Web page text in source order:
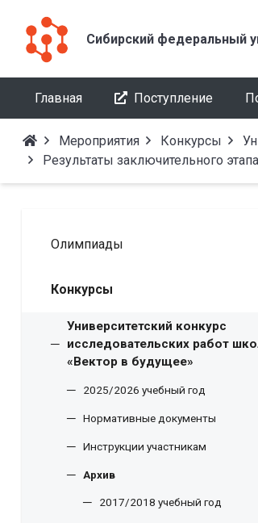
Сибирский федеральный
Главная Поступление
Мероприятия Конкурсы
Результаты заключительного этапа
Олимпиады
Конкурсы
Университетский конкурс
исследовательских работ
«Вектор в будущее»
2025/2026 учебный год
Нормативные документы
Инструкции участникам
Архив
2017/2018 учебный год